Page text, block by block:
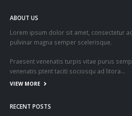
ABOUT US
Lorem ipsum dolor sit amet, consectetur
pulvinar magna semper scelerisque.
Praesent venenatis turpis vitae purus
venenatis ptent taciti sociosqu ad litora…
VIEW MORE
RECENT POSTS